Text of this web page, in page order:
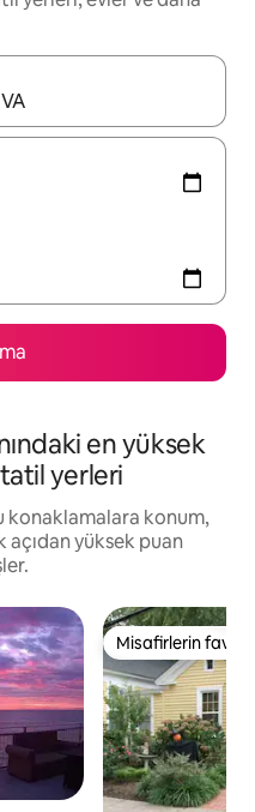
yukarı ve aşağı oklarıyla
en yüksek
tatil yerleri
konaklamalara konum,
yüksek puan
Misafirlerin
Misafirlerin